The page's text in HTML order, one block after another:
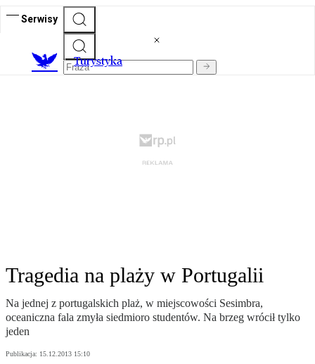
Serwisy
Turystyka
Tragedia na plaży w Portugalii
Na jednej z portugalskich plaż, w miejscowości Sesimbra,
oceaniczna fala zmyła siedmioro studentów. Na brzeg wrócił tylko
jeden
Publikacja: 15.12.2013 15:10